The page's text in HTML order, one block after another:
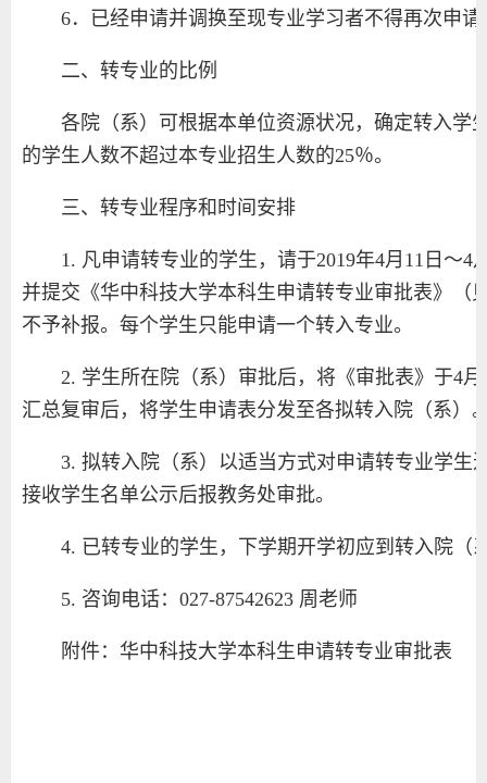
6．已经申请并调换至现专业学习者不得再次申请
二、转专业的比例
各院（系）可根据本单位资源状况，确定转入学
的学生人数不超过本专业招生人数的25％。
三、转专业程序和时间安排
1. 凡申请转专业的学生，请于2019年4月11日～4
并提交《华中科技大学本科生申请转专业审批表》（
不予补报。每个学生只能申请一个转入专业。
2. 学生所在院（系）审批后，将《审批表》于4
汇总复审后，将学生申请表分发至各拟转入院（系）
3. 拟转入院（系）以适当方式对申请转专业学生
接收学生名单公示后报教务处审批。
4. 已转专业的学生，下学期开学初应到转入院（
5. 咨询电话：027-87542623 周老师
附件：华中科技大学本科生申请转专业审批表